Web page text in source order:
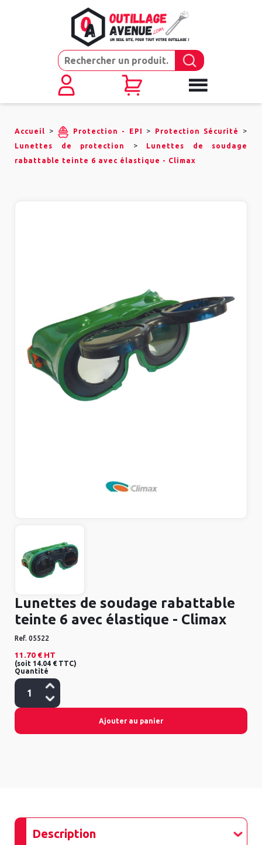
Accueil > Protection - EPI > Protection Sécurité >
Lunettes de protection >
Lunettes de soudage
rabattable teinte 6 avec élastique - Climax
Lunettes de soudage rabattable
teinte 6 avec élastique - Climax
Ref. 05522
11.70 € HT
(soit 14.04 € TTC)
Quantité
Ajouter au panier
Description